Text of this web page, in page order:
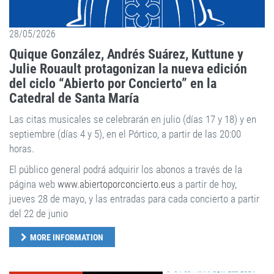
28/05/2026
Quique González, Andrés Suárez, Kuttune y
Julie Rouault protagonizan la nueva edición
del ciclo “Abierto por Concierto” en la
Catedral de Santa María
Las citas musicales se celebrarán en julio (días 17 y 18) y en
septiembre (días 4 y 5), en el Pórtico, a partir de las 20:00
horas.
El público general podrá adquirir los abonos a través de la
página web www.abiertoporconcierto.eus a partir de hoy,
jueves 28 de mayo, y las entradas para cada concierto a partir
del 22 de junio
MORE INFORMATION